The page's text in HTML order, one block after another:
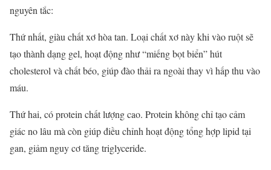
nguyên tắc:
Thứ nhất, giàu chất xơ hòa tan. Loại chất xơ này khi vào ruột sẽ
tạo thành dạng gel, hoạt động như “miếng bọt biển” hút
cholesterol và chất béo, giúp đào thải ra ngoài thay vì hấp thu vào
máu.
Thứ hai, có protein chất lượng cao. Protein không chỉ tạo cảm
giác no lâu mà còn giúp điều chỉnh hoạt động tổng hợp lipid tại
gan, giảm nguy cơ tăng triglyceride.